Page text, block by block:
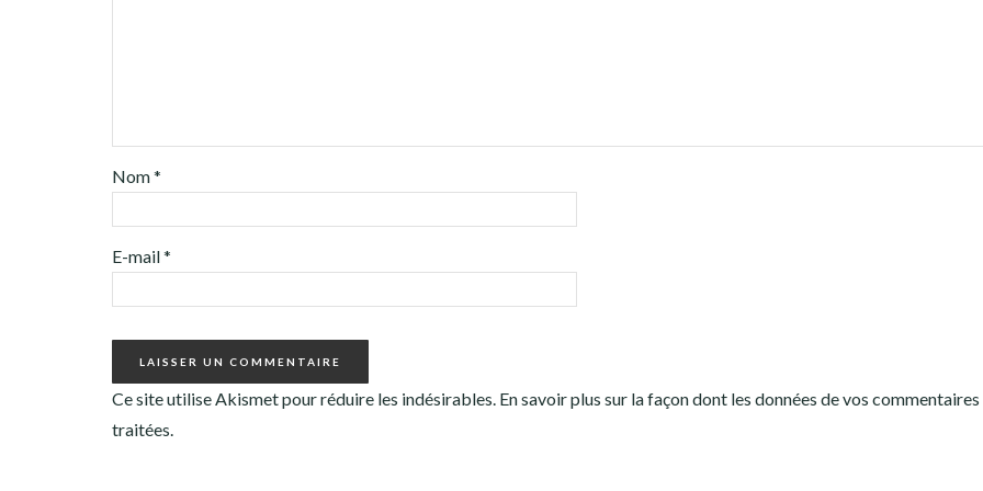
Nom*
E-mail*
Ce site utilise Akismet pour réduire les indésirables. En savoir plus sur la façon dont les données de vos
traitées.